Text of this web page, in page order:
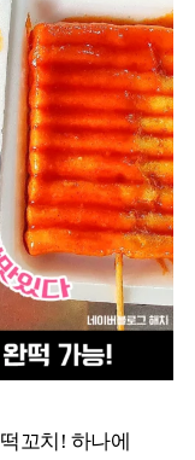
꼬치! 하나에